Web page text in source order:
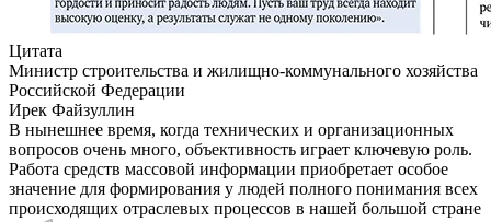
Цитата
Министр строительства и жилищно-коммунального хозяйства
Российской Федерации
Ирек Файзуллин
В нынешнее время, когда технических и организационных
вопросов очень много, объективность играет ключевую роль.
Работа средств массовой информации приобретает особое
значение для формирования у людей полного понимания всех
происходящих отраслевых процессов в нашей большой стране